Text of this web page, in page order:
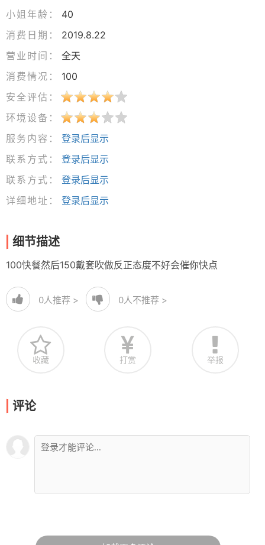
小姐年龄：
40
消费日期：
2019.8.22
营业时间：
全天
消费情况：
100
安全评估：
环境设备：
服务内容：
登录后显示
联系方式：
登录后显示
联系方式：
登录后显示
详细地址：
登录后显示
细节描述
100快餐然后150戴套吹做反正态度不好会催你快点
0人推荐 > 0人不推荐 >
收藏 打赏 举报
评论